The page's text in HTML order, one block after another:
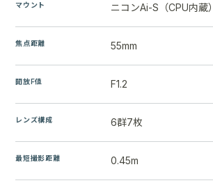
マウント ニコンAi-S（CPU内蔵）
焦点距離 55mm
開放F値 F1.2
レンズ構成 6群7枚
最短撮影距離 0.45m